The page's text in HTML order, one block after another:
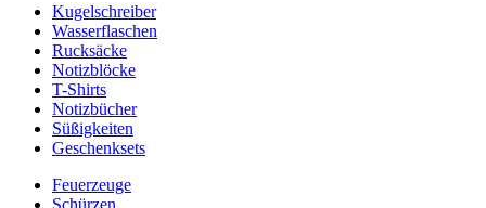
Kugelschreiber
Wasserflaschen
Rucksäcke
Notizblöcke
T-Shirts
Notizbücher
Süßigkeiten
Geschenksets
Feuerzeuge
Schürzen